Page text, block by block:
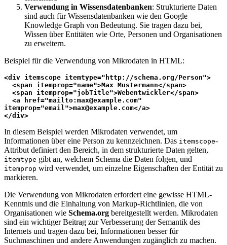
Verwendung in Wissensdatenbanken: Strukturierte Daten
sind auch für Wissensdatenbanken wie den Google
Knowledge Graph von Bedeutung. Sie tragen dazu bei,
Wissen über Entitäten wie Orte, Personen und Organisationen
zu erweitern.
Beispiel für die Verwendung von Mikrodaten in HTML:
<div itemscope itemtype="http://schema.org/Person">
itemprop="email">max@example.com</a>
</div>
In diesem Beispiel werden Mikrodaten verwendet, um
Informationen über eine Person zu kennzeichnen. Das itemscope-
Attribut definiert den Bereich, in dem strukturierte Daten gelten,
itemtype gibt an, welchem Schema die Daten folgen, und
itemprop wird verwendet, um einzelne Eigenschaften der Entität zu
markieren.
Die Verwendung von Mikrodaten erfordert eine gewisse HTML-
Kenntnis und die Einhaltung von Markup-Richtlinien, die von
Organisationen wie Schema.org bereitgestellt werden. Mikrodaten
sind ein wichtiger Beitrag zur Verbesserung der Semantik des
Internets und tragen dazu bei, Informationen besser für
Suchmaschinen und andere Anwendungen zugänglich zu machen.